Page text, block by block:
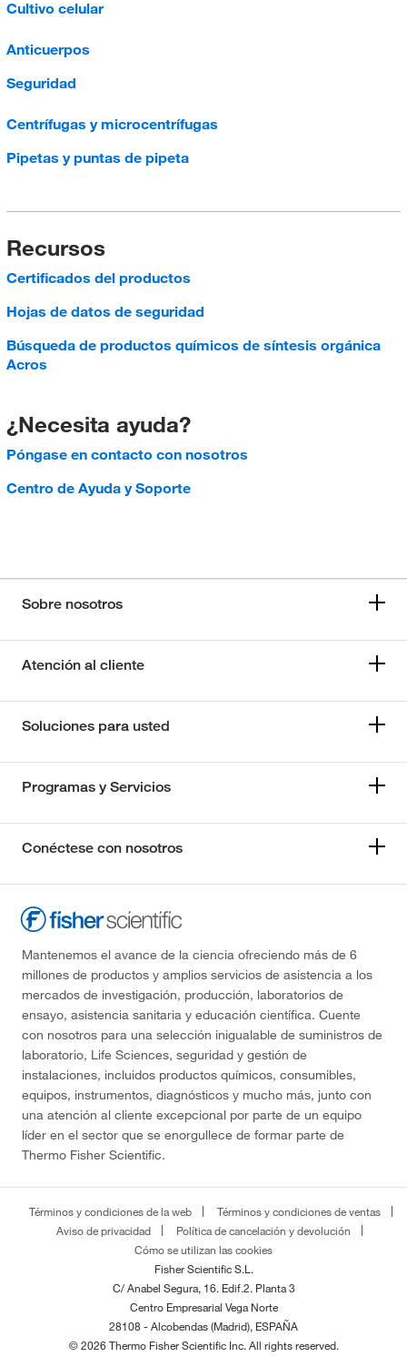
Cultivo celular
Anticuerpos
Seguridad
Centrífugas y microcentrífugas
Pipetas y puntas de pipeta
Recursos
Certificados del productos
Hojas de datos de seguridad
Búsqueda de productos químicos de síntesis orgánica
Acros
¿Necesita ayuda?
Póngase en contacto con nosotros
Centro de Ayuda y Soporte
Sobre nosotros
Atención al cliente
Soluciones para usted
Programas y Servicios
Conéctese con nosotros
Mantenemos el avance de la ciencia ofreciendo más de 6
millones de productos y amplios servicios de asistencia a los
mercados de investigación, producción, laboratorios de
ensayo, asistencia sanitaria y educación científica. Cuente
con nosotros para una selección inigualable de suministros de
laboratorio, Life Sciences, seguridad y gestión de
instalaciones, incluidos productos químicos, consumibles,
equipos, instrumentos, diagnósticos y mucho más, junto con
una atención al cliente excepcional por parte de un equipo
líder en el sector que se enorgullece de formar parte de
Thermo Fisher Scientific.
Términos y condiciones de la web
Términos y condiciones de ventas
Aviso de privacidad
Política de cancelación y devolución
Cómo se utilizan las cookies
Fisher Scientific S.L.
C/ Anabel Segura, 16. Edif.2. Planta 3
Centro Empresarial Vega Norte
28108 - Alcobendas (Madrid), ESPAÑA
© 2026 Thermo Fisher Scientific Inc. All rights reserved.